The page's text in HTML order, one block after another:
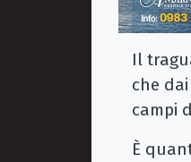
Il
che
campi
È